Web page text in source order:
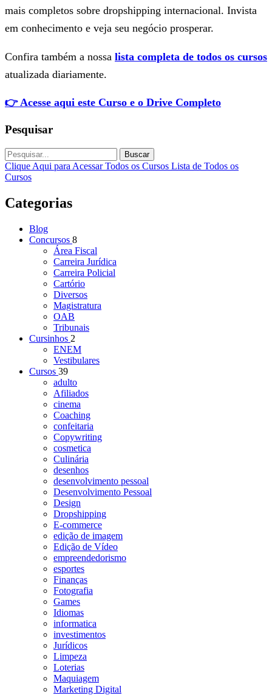
mais completos sobre dropshipping internacional. Invista
em conhecimento e veja seu negócio prosperar.
Confira também a nossa lista completa de todos os cursos
atualizada diariamente.
👉 Acesse aqui este Curso e o Drive Completo
Pesquisar
Buscar
Clique Aqui para Acessar Todos os Cursos Lista de Todos os
Cursos
Categorias
Blog
Concursos 8
Área Fiscal
Carreira Jurídica
Carreira Policial
Cartório
Diversos
Magistratura
OAB
Tribunais
Cursinhos 2
ENEM
Vestibulares
Cursos 39
adulto
Afiliados
cinema
Coaching
confeitaria
Copywriting
cosmetica
Culinária
desenhos
desenvolvimento pessoal
Desenvolvimento Pessoal
Design
Dropshipping
E-commerce
edição de imagem
Edição de Vídeo
empreendedorismo
esportes
Finanças
Fotografia
Games
Idiomas
informatica
investimentos
Jurídicos
Limpeza
Loterias
Maquiagem
Marketing Digital